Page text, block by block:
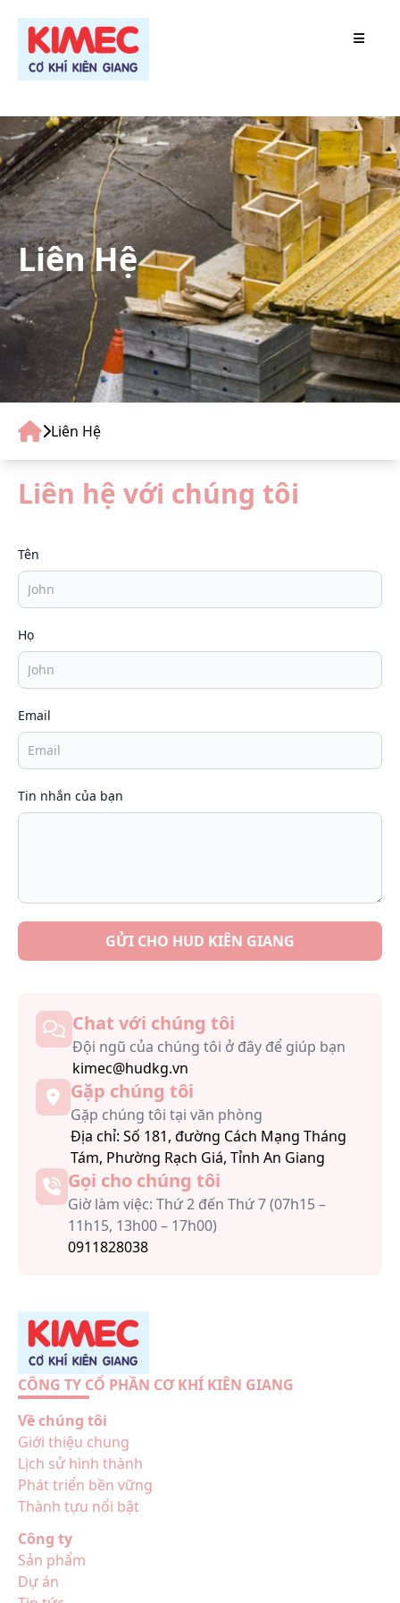
GIỚI THIỆU
SẢN PHẨM
DỰ ÁN
TIN TỨC
LIÊN HỆ
TUYỂN DỤNG
Liên Hệ
Liên Hệ
Liên hệ với chúng tôi
Tên
Họ
Email
Tin nhắn của bạn
GỬI CHO HUD KIÊN GIANG
Chat với chúng tôi
Đội ngũ của chúng tôi ở đây để giúp bạn
kimec@hudkg.vn
Gặp chúng tôi
Gặp chúng tôi tại văn phòng
Địa chỉ: Số 181, đường Cách Mạng Tháng
Tám, Phường Rạch Giá, Tỉnh An Giang
Gọi cho chúng tôi
Giờ làm việc: Thứ 2 đến Thứ 7 (07h15 –
11h15, 13h00 – 17h00)
0911828038
CÔNG TY CỔ PHẦN CƠ KHÍ KIÊN GIANG
Về chúng tôi
Giới thiệu chung
Lịch sử hình thành
Phát triển bền vững
Thành tựu nổi bật
Công ty
Sản phẩm
Dự án